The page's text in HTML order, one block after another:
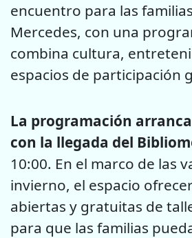
encuentro para las
Mercedes, con una
combina cultura,
espacios de participación
La programación
con la llegada del
10:00. En el marco de las
invierno, el espacio
abiertas y gratuitas de
para que las familias